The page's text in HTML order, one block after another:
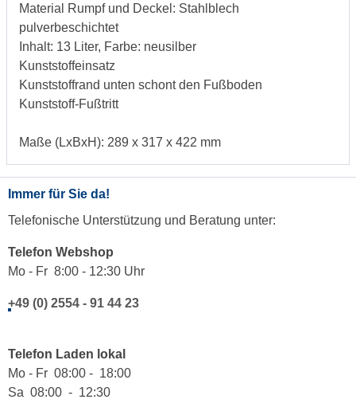
Material Rumpf und Deckel: Stahlblech
pulverbeschichtet
Inhalt: 13 Liter, Farbe: neusilber
Kunststoffeinsatz
Kunststoffrand unten schont den Fußboden
Kunststoff-Fußtritt
Maße (LxBxH): 289 x 317 x 422 mm
Immer für Sie da!
Telefonische Unterstützung und Beratung unter:
Telefon Webshop
Mo - Fr 8:00 - 12:30 Uhr
+49 (0) 2554 - 91 44 23
Telefon Laden lokal
Mo - Fr 08:00 - 18:00
Sa 08:00 - 12:30